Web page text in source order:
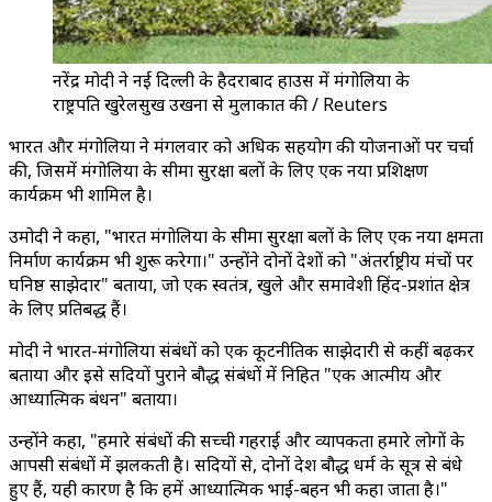
नरेंद्र मोदी ने नई दिल्ली के हैदराबाद हाउस में मंगोलिया के
राष्ट्रपति खुरेलसुख उखना से मुलाकात की / Reuters
भारत और मंगोलिया ने मंगलवार को अधिक सहयोग की योजनाओं पर चर्चा
की, जिसमें मंगोलिया के सीमा सुरक्षा बलों के लिए एक नया प्रशिक्षण
कार्यक्रम भी शामिल है।
उमोदी ने कहा, "भारत मंगोलिया के सीमा सुरक्षा बलों के लिए एक नया क्षमता
निर्माण कार्यक्रम भी शुरू करेगा।" उन्होंने दोनों देशों को "अंतर्राष्ट्रीय मंचों पर
घनिष्ठ साझेदार" बताया, जो एक स्वतंत्र, खुले और समावेशी हिंद-प्रशांत क्षेत्र
के लिए प्रतिबद्ध हैं।
मोदी ने भारत-मंगोलिया संबंधों को एक कूटनीतिक साझेदारी से कहीं बढ़कर
बताया और इसे सदियों पुराने बौद्ध संबंधों में निहित "एक आत्मीय और
आध्यात्मिक बंधन" बताया।
उन्होंने कहा, "हमारे संबंधों की सच्ची गहराई और व्यापकता हमारे लोगों के
आपसी संबंधों में झलकती है। सदियों से, दोनों देश बौद्ध धर्म के सूत्र से बंधे
हुए हैं, यही कारण है कि हमें आध्यात्मिक भाई-बहन भी कहा जाता है।"